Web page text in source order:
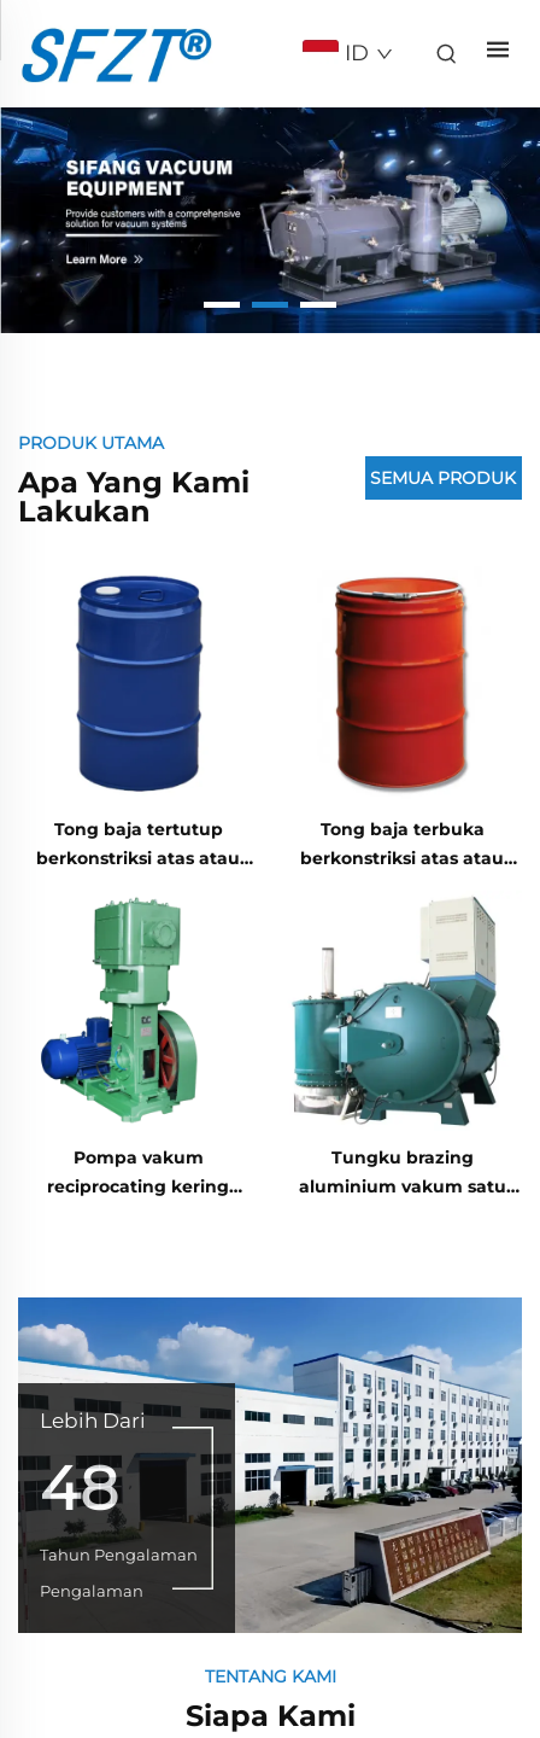
ID
PRODUK UTAMA
Apa Yang Kami
Lakukan
SEMUA PRODUK
Tong baja tertutup
berkonstriksi atas atau
Tong baja terbuka
berkonstriksi atas atau
Pompa vakum
reciprocating kering
Tungku brazing
aluminium vakum satu
Lebih Dari
48
Tahun Pengalaman
Pengalaman
TENTANG KAMI
Siapa Kami